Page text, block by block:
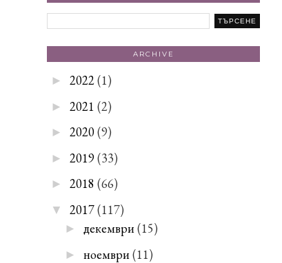
ARCHIVE
► 2022(1)
► 2021 (2)
► 2020(9)
► 2019(33)
► 2018 (66)
▼ 2017(117)
► декември(15)
► ноември (11)